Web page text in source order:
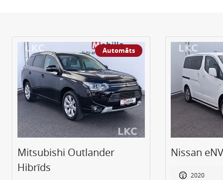
Automāts
Mitsubishi Outlander
Hibrīds
Nissan
2020